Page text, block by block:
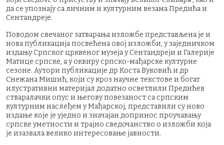
да се упознају са личним и културним везама Предића и
Сентандреје.
Поводом свечаног затварања изложбе представљена је и
нова публикација посвећена овој изложби, у заједничком
издању Српског црквеног музеја у Сентандреји и Галерије
Матице српске, а у оквиру српско-мађарске културне
сезоне. Аутори публикације др Коста Вуковић и др
Снежана Мишић, који су кроз научне текстове и богат
илустративни материјал додатно осветлили Предићев
стваралачки опус и његову повезаност са српским
културним наслеђем у Мађарској, представили су ново
издање које је уједно и значајан допринос проучавању
српске уметности и трајно сведочанство о изложби која
је изазвала велико интересовање јавности.